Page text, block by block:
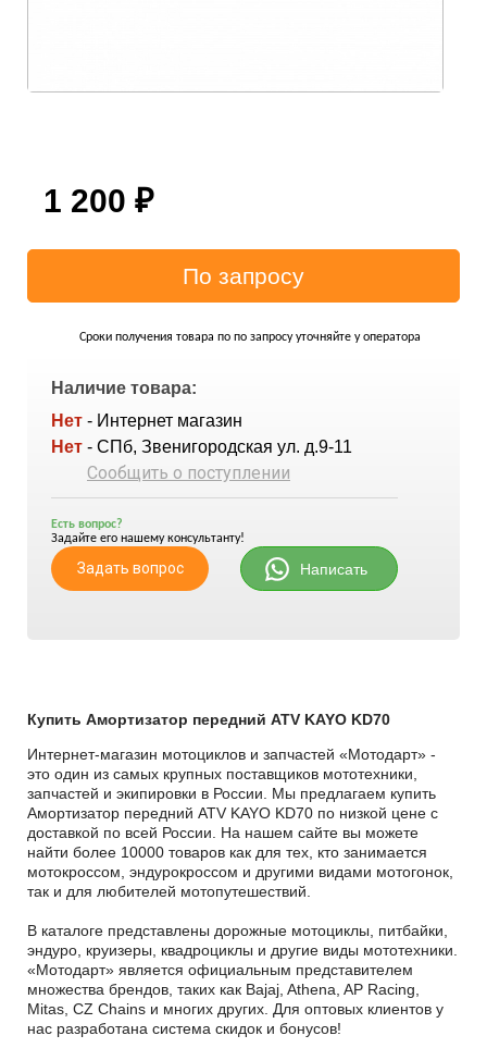
1 200 ₽
Сроки получения товара по по запросу уточняйте у оператора
Наличие товара:
Нет - Интернет магазин
Нет - СПб, Звенигородская ул. д.9-11
Сообщить о поступлении
Есть вопрос?
Задайте его нашему консультанту!
Задать вопрос Написать
Купить Амортизатор передний ATV KAYO KD70
Интернет-магазин мотоциклов и запчастей «Мотодарт» -
это один из самых крупных поставщиков мототехники,
запчастей и экипировки в России. Мы предлагаем купить
Амортизатор передний ATV KAYO KD70 по низкой цене с
доставкой по всей России. На нашем сайте вы можете
найти более 10000 товаров как для тех, кто занимается
мотокроссом, эндурокроссом и другими видами мотогонок,
так и для любителей мотопутешествий.
В каталоге представлены дорожные мотоциклы, питбайки,
эндуро, круизеры, квадроциклы и другие виды мототехники.
«Мотодарт» является официальным представителем
множества брендов, таких как Bajaj, Athena, AP Racing,
Mitas, CZ Chains и многих других. Для оптовых клиентов у
нас разработана система скидок и бонусов!